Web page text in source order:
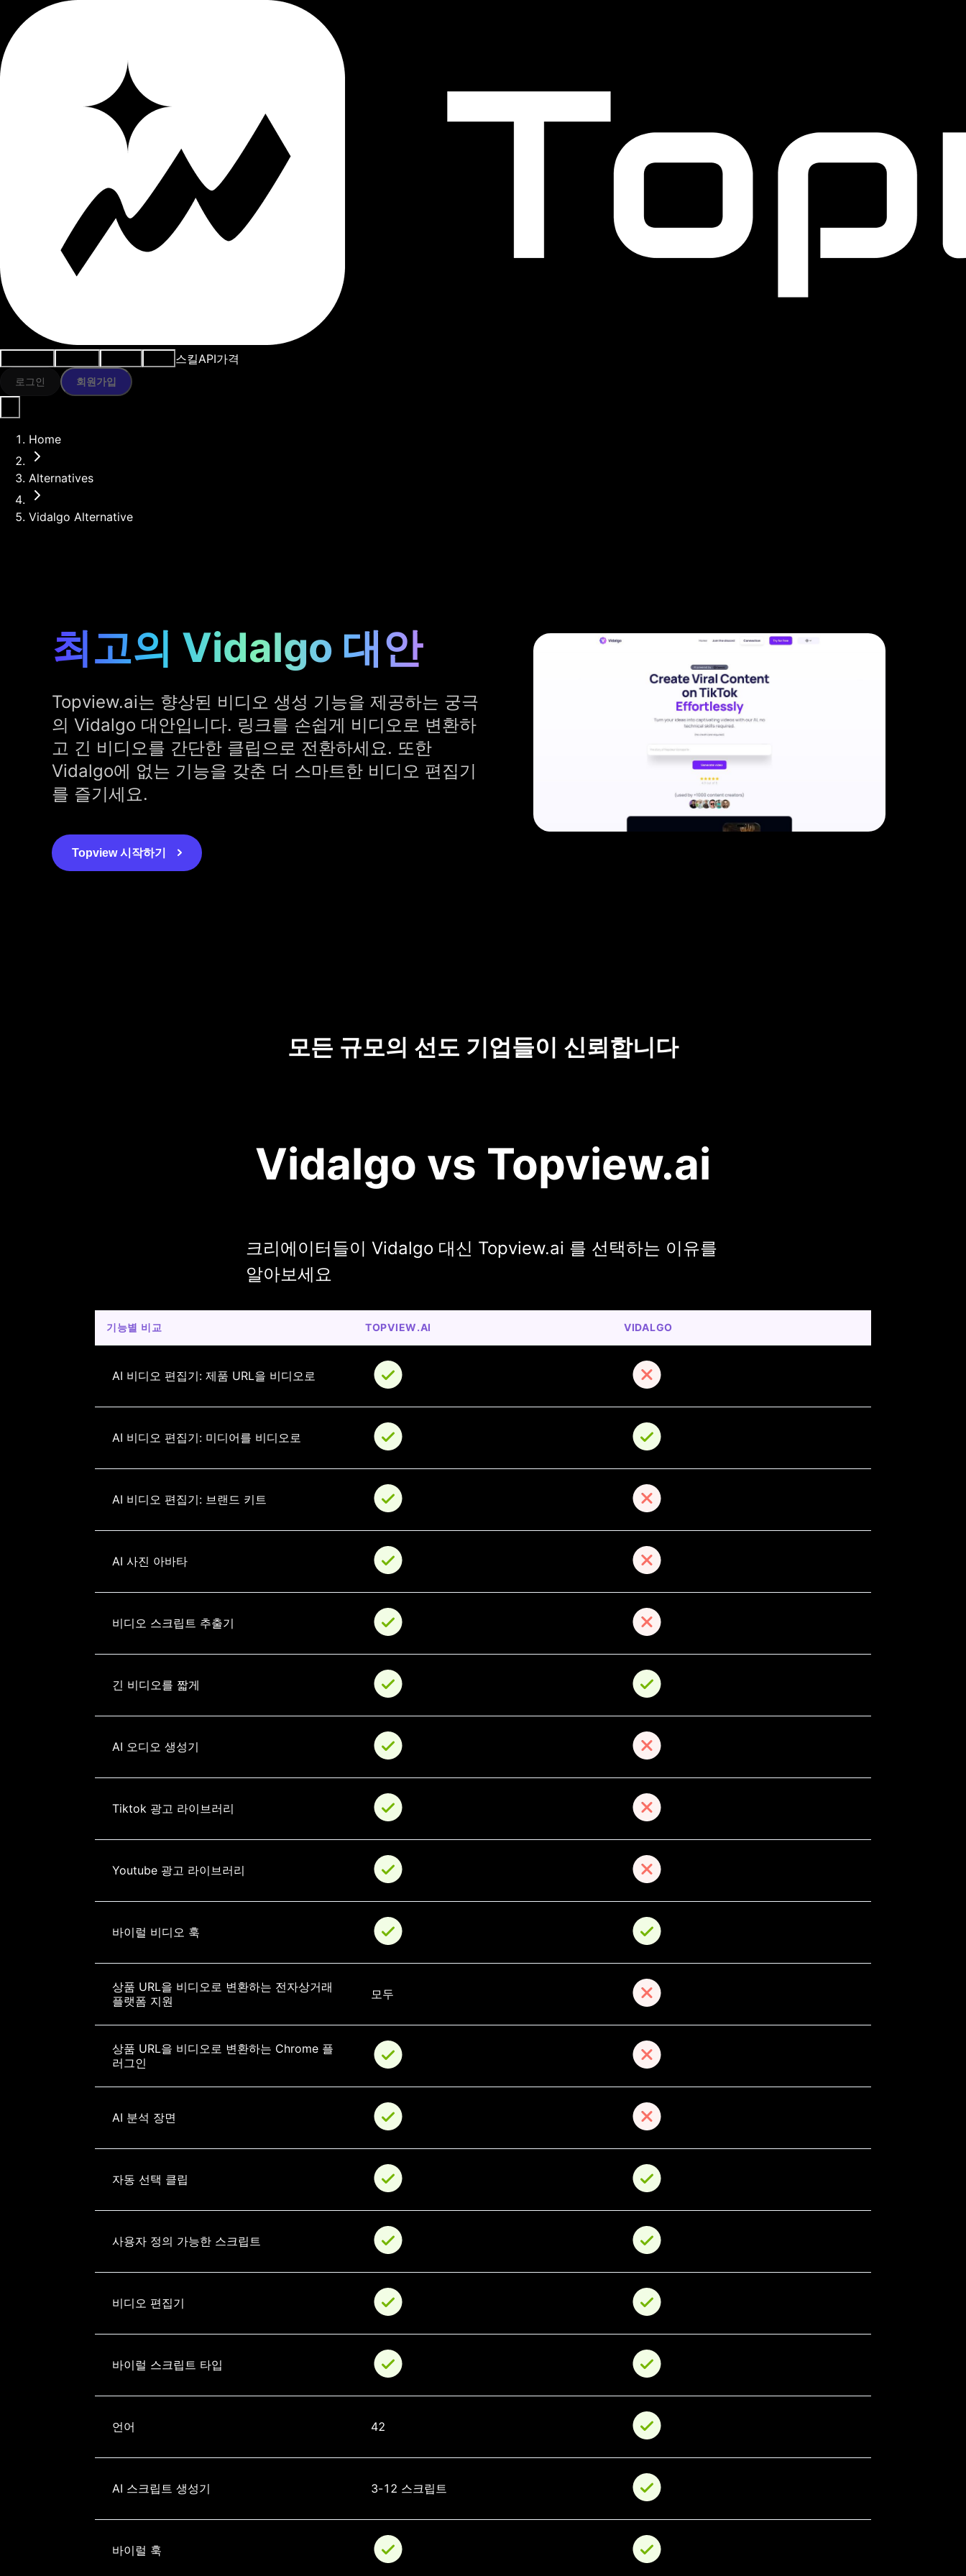
스킬API가격
로그인 회원가입
Home
Alternatives
Vidalgo Alternative
최고의 Vidalgo 대안
Topview.ai는 향상된 비디오 생성 기능을 제공하는 궁극
의 Vidalgo 대안입니다. 링크를 손쉽게 비디오로 변환하
고 긴 비디오를 간단한 클립으로 전환하세요. 또한
Vidalgo에 없는 기능을 갖춘 더 스마트한 비디오 편집기
를 즐기세요.
Topview 시작하기
모든 규모의 선도 기업들이 신뢰합니다
Vidalgo vs Topview.ai
크리에이터들이 Vidalgo 대신 Topview.ai 를 선택하는 이유를
알아보세요
기능별 비교 TOPVIEW.AI VIDALGO
AI 비디오 편집기: 제품 URL을 비디오로
AI 비디오 편집기: 미디어를 비디오로
AI 비디오 편집기: 브랜드 키트
AI 사진 아바타
비디오 스크립트 추출기
긴 비디오를 짧게
AI 오디오 생성기
Tiktok 광고 라이브러리
Youtube 광고 라이브러리
바이럴 비디오 훅
상품 URL을 비디오로 변환하는 전자상거래
플랫폼 지원
모두
상품 URL을 비디오로 변환하는 Chrome 플
러그인
AI 분석 장면
자동 선택 클립
사용자 정의 가능한 스크립트
비디오 편집기
바이럴 스크립트 타입
언어 42
AI 스크립트 생성기 3-12 스크립트
바이럴 훅